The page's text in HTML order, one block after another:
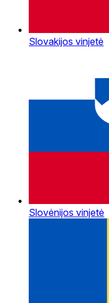
Slovakijos vinjetė
Slovėnijos vinjetė